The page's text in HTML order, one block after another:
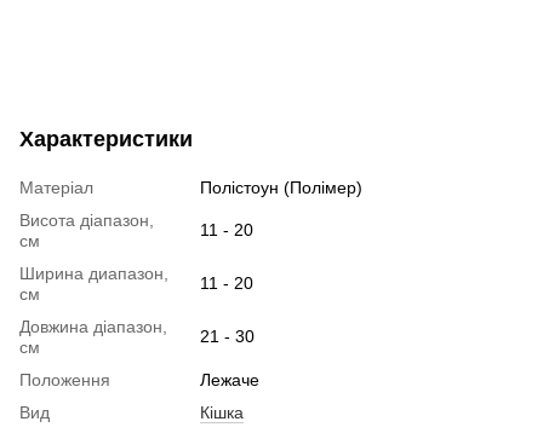
Характеристики
Матеріал
Полістоун (Полімер)
Висота діапазон,
см
11 - 20
Ширина диапазон,
см
11 - 20
Довжина діапазон,
см
21 - 30
Положення
Лежаче
Вид
Кішка